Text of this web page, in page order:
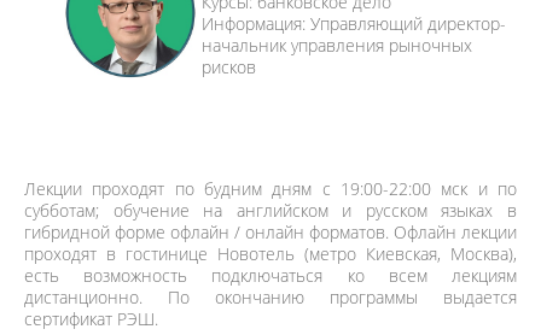
Информация: Управляющий директор-
начальник управления рыночных
рисков
Лекции проходят по будним дням с 19:00-22:00 мск и по
субботам; обучение на английском и русском языках в
гибридной форме офлайн / онлайн форматов. Офлайн лекции
проходят в гостинице Новотель (метро Киевская, Москва),
есть возможность подключаться ко всем лекциям
дистанционно. По окончанию программы выдается
сертификат РЭШ.